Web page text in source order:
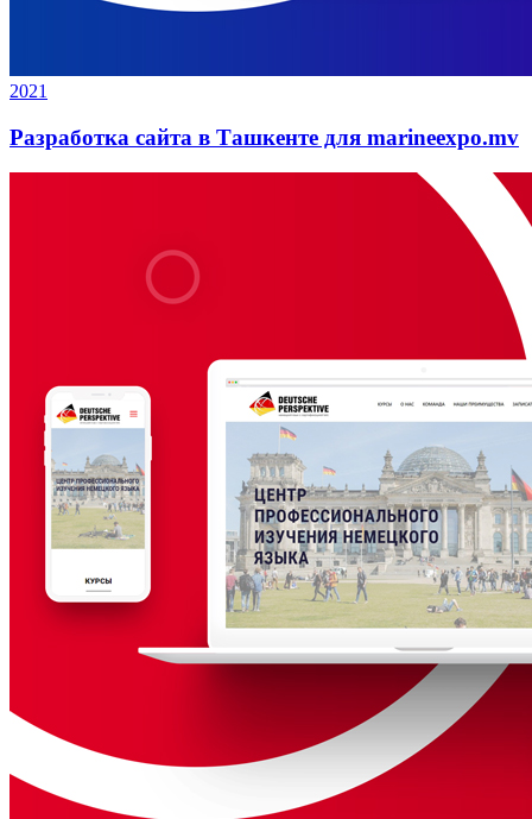
2021
Разработка сайта в Ташкенте для marineexpo.mv